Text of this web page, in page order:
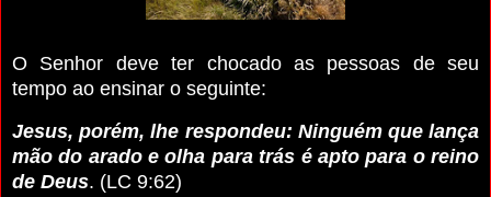
O Senhor deve ter chocado as pessoas de seu
tempo ao ensinar o seguinte:
Jesus, porém, lhe respondeu: Ninguém que lança
mão do arado e olha para trás é apto para o reino
de Deus. (LC 9:62)